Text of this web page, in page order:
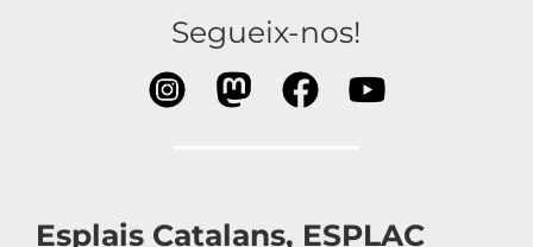
Segueix-nos!
Esplais Catalans, ESPLAC